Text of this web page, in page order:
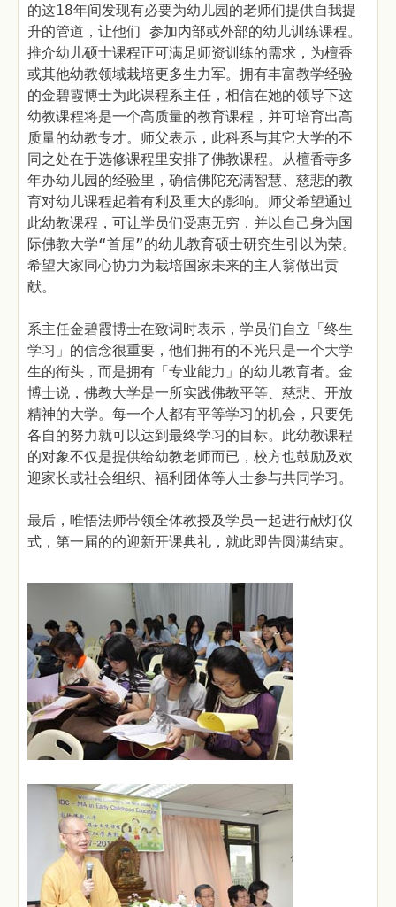
的这18年间发现有必要为幼儿园的老师们提供自我提
升的管道，让他们 参加内部或外部的幼儿训练课程。
推介幼儿硕士课程正可满足师资训练的需求，为檀香
或其他幼教领域栽培更多生力军。拥有丰富教学经验
的金碧霞博士为此课程系主任，相信在她的领导下这
幼教课程将是一个高质量的教育课程，并可培育出高
质量的幼教专才。师父表示，此科系与其它大学的不
同之处在于选修课程里安排了佛教课程。从檀香寺多
年办幼儿园的经验里，确信佛陀充满智慧、慈悲的教
育对幼儿课程起着有利及重大的影响。师父希望通过
此幼教课程，可让学员们受惠无穷，并以自己身为国
际佛教大学“首届”的幼儿教育硕士研究生引以为荣。
希望大家同心协力为栽培国家未来的主人翁做出贡
献。
系主任金碧霞博士在致词时表示，学员们自立「终生
学习」的信念很重要，他们拥有的不光只是一个大学
生的衔头，而是拥有「专业能力」的幼儿教育者。金
博士说，佛教大学是一所实践佛教平等、慈悲、开放
精神的大学。每一个人都有平等学习的机会，只要凭
各自的努力就可以达到最终学习的目标。此幼教课程
的对象不仅是提供给幼教老师而已，校方也鼓励及欢
迎家长或社会组织、福利团体等人士参与共同学习。
最后，唯悟法师带领全体教授及学员一起进行献灯仪
式，第一届的的迎新开课典礼，就此即告圆满结束。